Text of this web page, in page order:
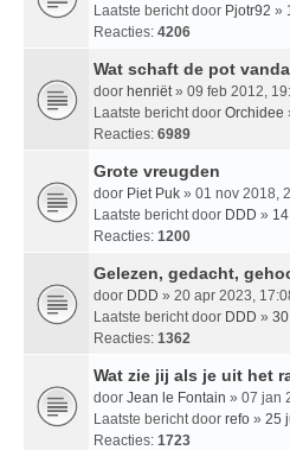
Laatste bericht door Pjotr92 »
Reacties: 4206
Wat schaft de pot
door henriët » 09 feb 2012,
Laatste bericht door Orchidee
Reacties: 6989
Grote vreugden
door Piet Puk » 01 nov 2018,
Laatste bericht door DDD »
Reacties: 1200
Gelezen, gedacht,
door DDD » 20 apr 2023,
Laatste bericht door DDD »
Reacties: 1362
Wat zie jij als je uit het
door Jean le Fontain » 07 jan
Laatste bericht door refo » 25
Reacties: 1723